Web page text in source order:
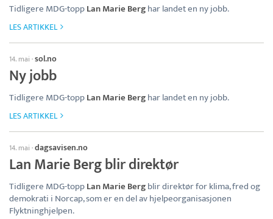
Tidligere MDG-toppLan Marie Berghar landet en ny jobb.
LES ARTIKKEL
14. mai ·sol.no
Ny jobb
Tidligere MDG-toppLan Marie Berghar landet en ny jobb.
LES ARTIKKEL
14. mai ·dagsavisen.no
Lan Marie Berg blir direktør
Tidligere MDG-toppLan Marie Bergblir direktør for klima, fred og
demokrati i Norcap, som er en del av hjelpeorganisasjonen
Flyktninghjelpen.